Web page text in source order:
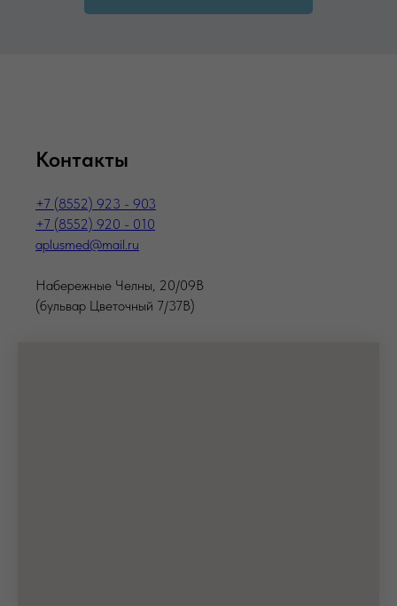
Контакты
+7 (8552) 923 - 903
+7 (8552) 920 - 010
aplusmed@mail.ru
Набережные Челны, 20/09В
(бульвар Цветочный 7/37В)